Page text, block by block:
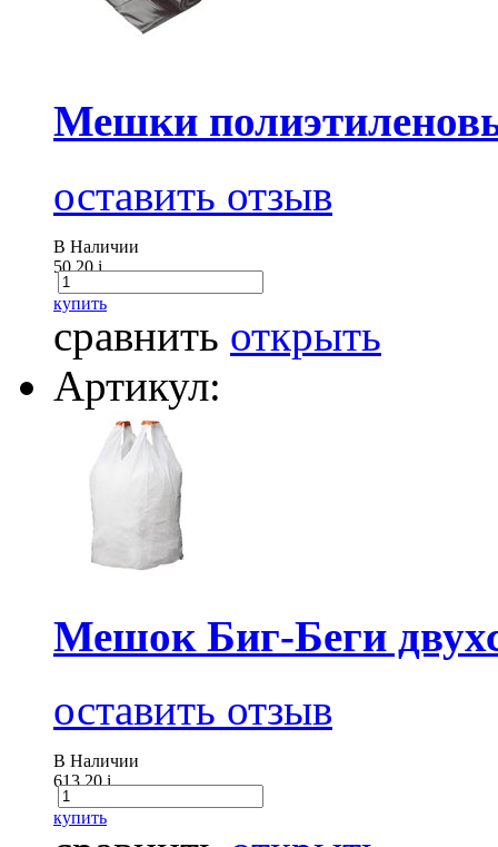
Мешки
оставить отзыв
В Наличии
50.20i
купить
сравнить открыть
Артикул:
Мешок Биг-Беги
оставить отзыв
В Наличии
613.20i
купить